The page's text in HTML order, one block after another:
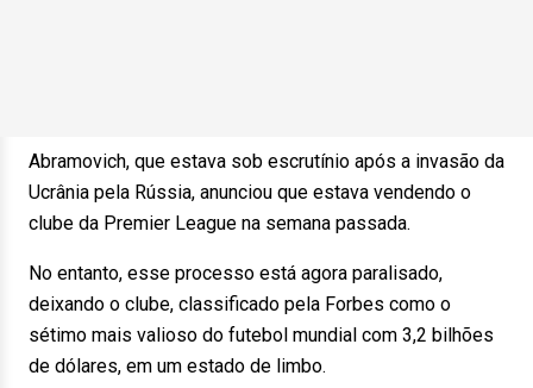
Abramovich, que estava sob escrutínio após a invasão da
Ucrânia pela Rússia, anunciou que estava vendendo o
clube da Premier League na semana passada.
No entanto, esse processo está agora paralisado,
deixando o clube, classificado pela Forbes como o
sétimo mais valioso do futebol mundial com 3,2 bilhões
de dólares, em um estado de limbo.